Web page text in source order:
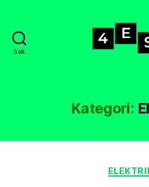
Sök
Kategori: